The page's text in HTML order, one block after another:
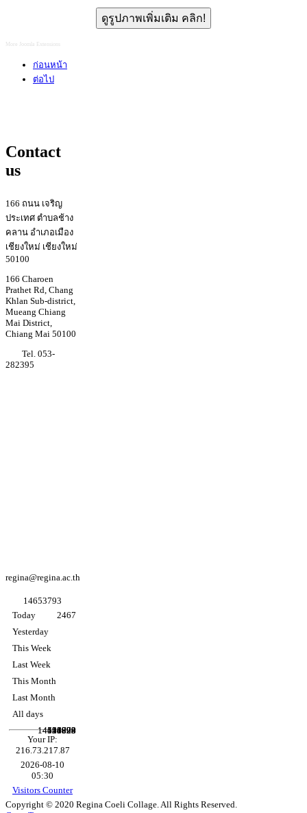
ดูรูปภาพเพิ่มเติม คลิก!
More Joomla Extensions
ก่อนหน้า
ต่อไป
Contact
us
166 ถนน เจริญ
ประเทศ ตำบลช้าง
คลาน อำเภอเมือง
เชียงใหม่ เชียงใหม่
50100
166 Charoen
Prathet Rd, Chang
Khlan Sub-district,
Mueang Chiang
Mai District,
Chiang Mai 50100
Tel. 053-
282395
regina@regina.ac.th
1 4653793
Today
Yesterday
This Week
Last Week
This Month
Last Month
All days
2467
11820
94898
14458904
126829
546073
14653793
Your IP:
216.73.217.87
2026-08-10
05:30
Visitors Counter
Copyright © 2020 Regina Coeli Collage. All Rights Reserved.